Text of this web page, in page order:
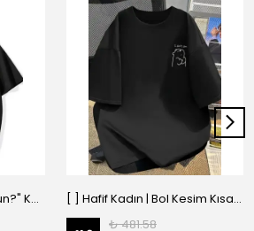
"Neden Bana Bakıyorsun?" Komik Kedi Grafik Tişört - Dijital Baskılı Siyah Bol - Siyah [ ] Hafif Kadın | Bol Kesim Kısa Kollu Yuvarlak Yaka Eğlenceli Karikatür Ayı ve - Siyah
₺ 481.58